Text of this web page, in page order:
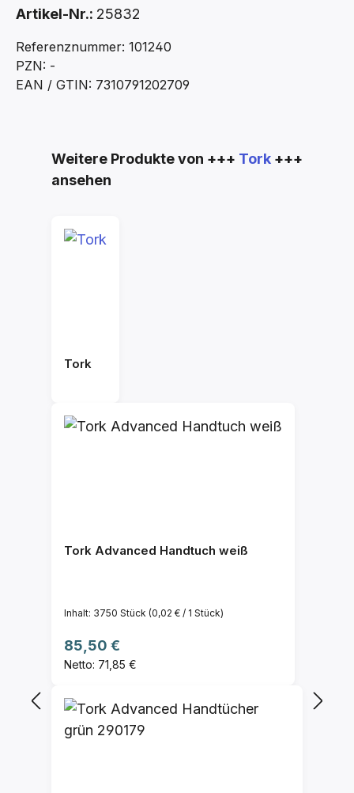
Artikel-Nr.: 25832
Referenznummer: 101240
PZN: -
EAN / GTIN: 7310791202709
Produktgalerie überspringen
Weitere Produkte von +++ Tork +++
ansehen
Tork
Tork Advanced Handtuch weiß
Inhalt: 3750 Stück (0,02 € / 1 Stück)
Regulärer Preis:
85,50 €
Netto: 71,85 €